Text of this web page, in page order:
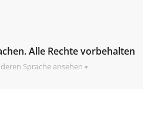
Alle Rechte vorbehalten
Sprache ansehen